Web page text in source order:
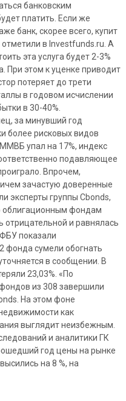
банковским
платить. Если же
банк, скорее всего, купит
в Investfunds.ru. А
эта услуга будет 2-3%
При этом к уценке приводит
потеряет до трети
в годовом исчислении
в 30-40%.
за минувший год
более рисковых видов
упал на 17%, индекс
подавляющее
Впрочем,
зачастую доверенные
эксперты группы Cbonds,
облигационным фондам
отрицательной и равнялась
показали
фонда сумели обогнать
в сообщении. В
23,03%. «По
из 308 завершили
На этом фоне
как
выглядит неизбежным.
и аналитики ГК
год цены на рынке
на 8 %, на